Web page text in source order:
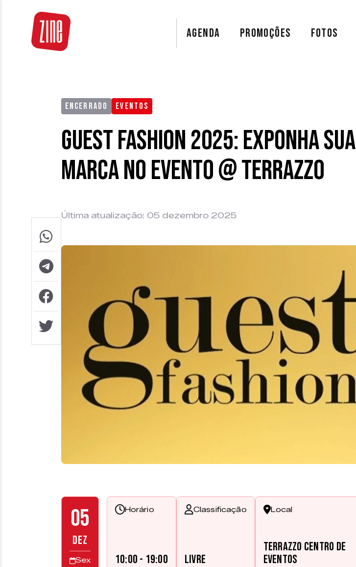
AGENDA PROMOÇÕES FOTOS
ENCERRADO EVENTOS
Guest Fashion 2025: exponha sua
marca no evento @ Terrazzo
Última atualização: 05 dezembro 2025
05
DEZ
Sex
Horário
10:00 - 19:00
Classificação
Livre
Local
Terrazzo Centro de
Eventos